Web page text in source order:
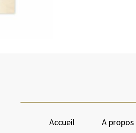
Accueil A propos